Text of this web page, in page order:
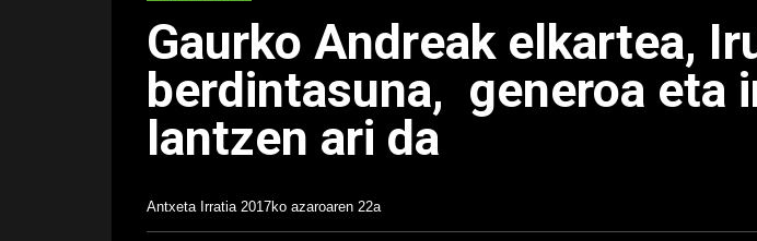
Gaurko Andreak elkartea,
berdintasuna, generoa eta
lantzen ari da
Antxeta Irratia 2017ko azaroaren 22a